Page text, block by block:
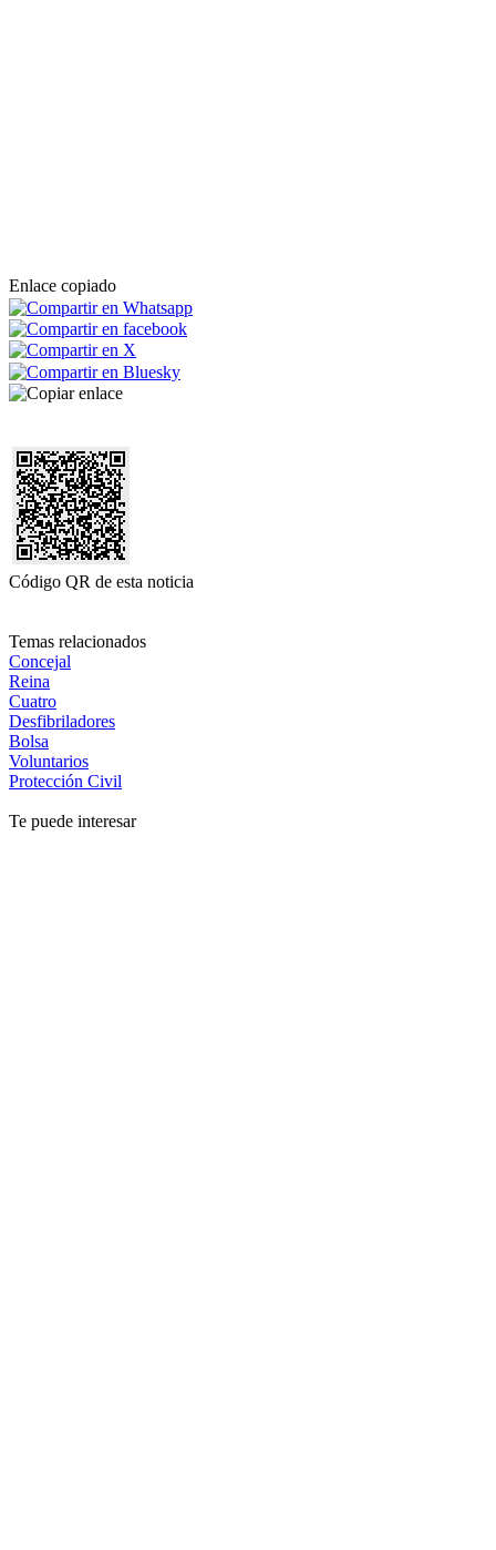
Enlace copiado
Código QR de esta noticia
Temas relacionados
Concejal
Reina
Cuatro
Desfibriladores
Bolsa
Voluntarios
Protección Civil
Te puede interesar